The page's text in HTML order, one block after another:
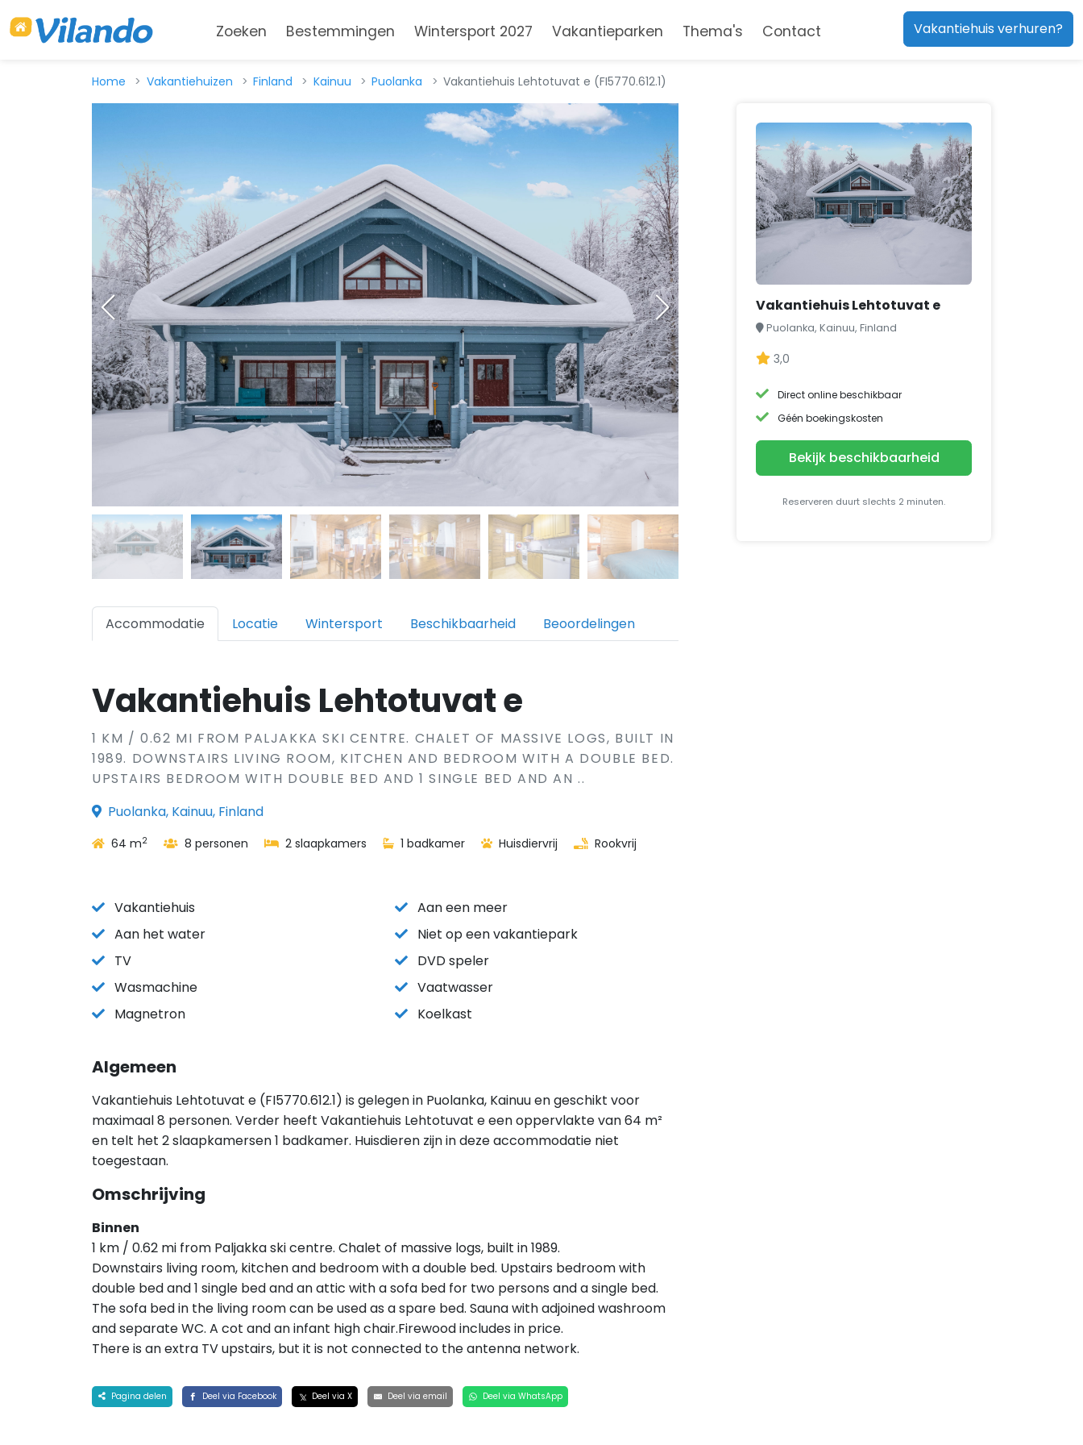
Zoeken Bestemmingen Wintersport 2027 Vakantieparken Thema's Contact Vakantiehuis verhuren?
Home Vakantiehuizen Finland Kainuu Puolanka Vakantiehuis Lehtotuvat e (FI5770.612.1)
Accommodatie Locatie Wintersport Beschikbaarheid Beoordelingen
Vakantiehuis Lehtotuvat e
1 KM / 0.62 MI FROM PALJAKKA SKI CENTRE. CHALET OF MASSIVE LOGS, BUILT IN
1989. DOWNSTAIRS LIVING ROOM, KITCHEN AND BEDROOM WITH A DOUBLE BED.
UPSTAIRS BEDROOM WITH DOUBLE BED AND 1 SINGLE BED AND AN ..
Puolanka, Kainuu, Finland
64 m2 8 personen 2 slaapkamers 1 badkamer Huisdiervrij Rookvrij
Vakantiehuis
Aan een meer
Aan het water
Niet op een vakantiepark
TV
DVD speler
Wasmachine
Vaatwasser
Magnetron
Koelkast
Algemeen
Vakantiehuis Lehtotuvat e (FI5770.612.1) is gelegen in Puolanka, Kainuu en geschikt voor
maximaal 8 personen. Verder heeft Vakantiehuis Lehtotuvat e een oppervlakte van 64 m²
en telt het 2 slaapkamersen 1 badkamer. Huisdieren zijn in deze accommodatie niet
toegestaan.
Omschrijving
Binnen
1 km / 0.62 mi from Paljakka ski centre. Chalet of massive logs, built in 1989.
Downstairs living room, kitchen and bedroom with a double bed. Upstairs bedroom with
double bed and 1 single bed and an attic with a sofa bed for two persons and a single bed.
The sofa bed in the living room can be used as a spare bed. Sauna with adjoined washroom
and separate WC. A cot and an infant high chair.Firewood includes in price.
There is an extra TV upstairs, but it is not connected to the antenna network.
Pagina delen Deel via Facebook Deel via X Deel via email Deel via WhatsApp
Vakantiehuis Lehtotuvat e
Puolanka, Kainuu, Finland
3,0
Direct online beschikbaar
Géén boekingskosten
Bekijk beschikbaarheid
Reserveren duurt slechts 2 minuten.